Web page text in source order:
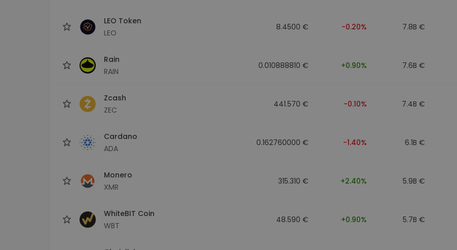
LEO Token
LEO
8.4500 € -0.20% 7.8B €
Rain
RAIN
0.010888810 € +0.90% 7.6B €
Zcash
ZEC
441.570 € -0.10% 7.4B €
Cardano
ADA
0.162760000 € -1.40% 6.1B €
Monero
XMR
315.310 € +2.40% 5.9B €
WhiteBIT Coin
WBT
48.590 € +0.90% 5.7B €